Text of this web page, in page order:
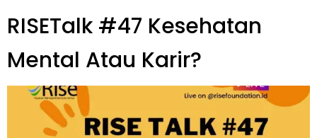
RISETalk #47 Kesehatan
Mental Atau Karir?